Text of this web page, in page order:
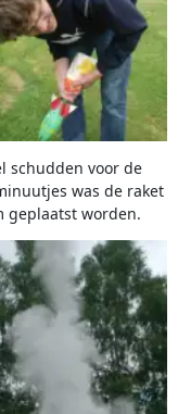
schudden voor de
was de raket
geplaatst worden.